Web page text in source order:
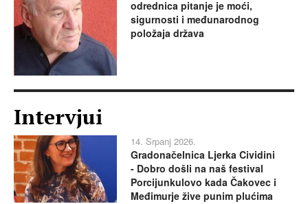
odrednica pitanje je moći,
sigurnosti i međunarodnog
položaja država
Intervjui
14. Srpanj 2026.
Gradonačelnica Ljerka Cividini
- Dobro došli na naš festival
Porcijunkulovo kada Čakovec i
Međimurje žive punim plućima